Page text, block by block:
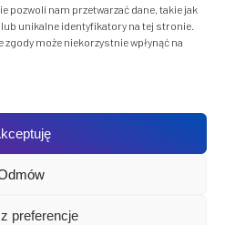
pozwoli nam przetwarzać dane, takie jak
unikalne identyfikatory na tej stronie.
może niekorzystnie wpłynąć na
preferencje
Strony internetowe Szczecin